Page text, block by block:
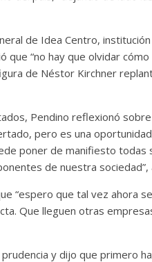
de Idea Centro,
que “no hay que olvidar
de Néstor Kirchner
Pendino reflexionó
pero es una
poner de manifiesto todas
de nuestra sociedad”,
“espero que tal vez ahora
Que lleguen otras
y dijo que primero